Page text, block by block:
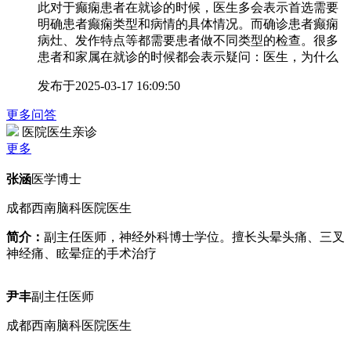
此对于癫痫患者在就诊的时候，医生多会表示首选需要
明确患者癫痫类型和病情的具体情况。而确诊患者癫痫
病灶、发作特点等都需要患者做不同类型的检查。很多
患者和家属在就诊的时候都会表示疑问：医生，为什么
发布于2025-03-17 16:09:50
更多问答
医院医生亲诊
更多
张涵医学博士
成都西南脑科医院医生
简介： 副主任医师，神经外科博士学位。擅长头晕头痛、三叉
神经痛、眩晕症的手术治疗
尹丰副主任医师
成都西南脑科医院医生